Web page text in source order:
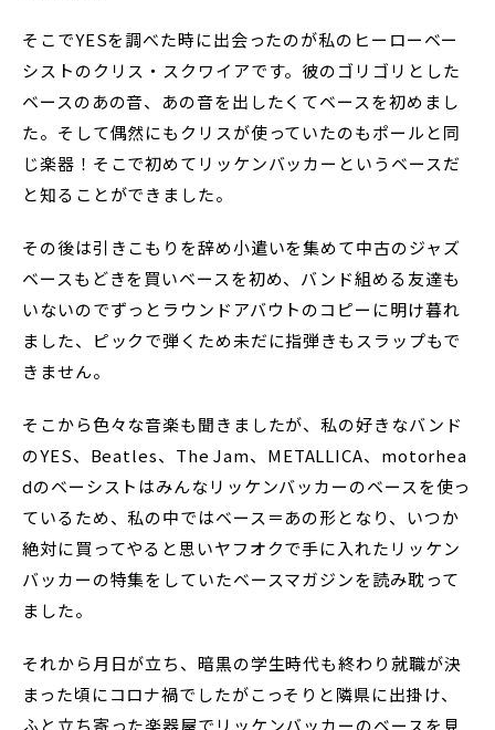
そこでYESを調べた時に出会ったのが私のヒーローベー
シストのクリス・スクワイアです。彼のゴリゴリとした
ベースのあの音、あの音を出したくてベースを初めまし
た。そして偶然にもクリスが使っていたのもポールと同
じ楽器！そこで初めてリッケンバッカーというベースだ
と知ることができました。
その後は引きこもりを辞め小遣いを集めて中古のジャズ
ベースもどきを買いベースを初め、バンド組める友達も
いないのでずっとラウンドアバウトのコピーに明け暮れ
ました、ピックで弾くため未だに指弾きもスラップもで
きません。
そこから色々な音楽も聞きましたが、私の好きなバンド
のYES、Beatles、The Jam、METALLICA、motorhea
dのベーシストはみんなリッケンバッカーのベースを使っ
ているため、私の中ではベース＝あの形となり、いつか
絶対に買ってやると思いヤフオクで手に入れたリッケン
バッカーの特集をしていたベースマガジンを読み耽って
ました。
それから月日が立ち、暗黒の学生時代も終わり就職が決
まった頃にコロナ禍でしたがこっそりと隣県に出掛け、
ふと立ち寄った楽器屋でリッケンバッカーのベースを見